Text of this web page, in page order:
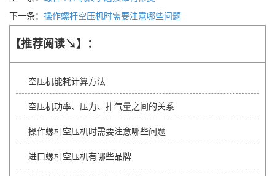
下一条： 操作螺杆空压机时需要注意哪些问题
【推荐阅读↘】：
空压机能耗计算方法
空压机功率、压力、排气量之间的关系
操作螺杆空压机时需要注意哪些问题
进口螺杆空压机有哪些品牌